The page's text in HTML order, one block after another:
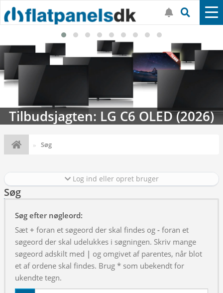
Tilbudsjagten: LG C6 OLED (2026)
Søg
Log ind eller opret bruger
Søg
Søg efter nøgleord:
Sæt + foran et søgeord der skal findes og - foran et
søgeord der skal udelukkes i søgningen. Skriv mange
søgeord adskilt med | og omgivet af parentes, når blot
et af ordene skal findes. Brug * som ubekendt for
ukendte tegn.